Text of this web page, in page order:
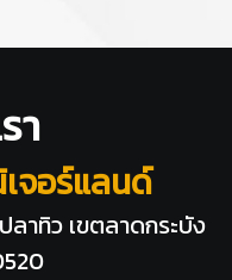
า
จอร์แลนด์
ลาทิว เขตลาดกระบัง